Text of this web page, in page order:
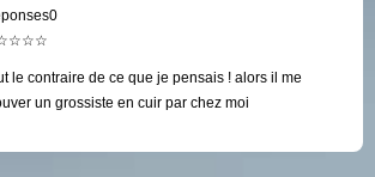
le contraire de ce que je pensais ! alors il me
un grossiste en cuir par chez moi